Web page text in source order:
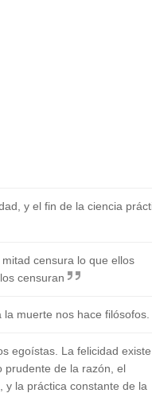
y el fin de la ciencia
censura lo que ellos
censuran
muerte nos hace filósofos.
egoístas. La felicidad
prudente de la razón, el
y la práctica constante de la